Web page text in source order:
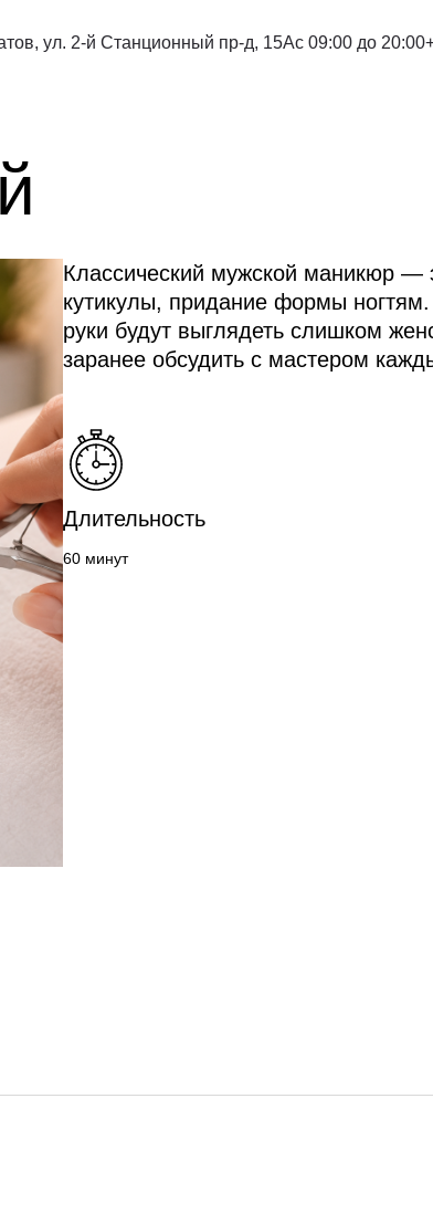
ул. 2-й Станционный пр-д, 15Ас 09:00 до 20:00
Классический мужской маникюр —
кутикулы, придание формы
руки будут выглядеть слишком
заранее обсудить с мастером
Длительность
60 минут